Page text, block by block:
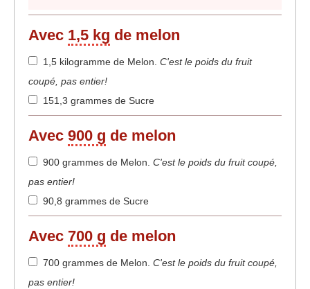
Avec 1,5 kg de melon
1,5 kilogramme de Melon. C'est le poids du fruit
coupé, pas entier!
151,3 grammes de Sucre
Avec 900 g de melon
900 grammes de Melon. C'est le poids du fruit coupé,
pas entier!
90,8 grammes de Sucre
Avec 700 g de melon
700 grammes de Melon. C'est le poids du fruit coupé,
pas entier!